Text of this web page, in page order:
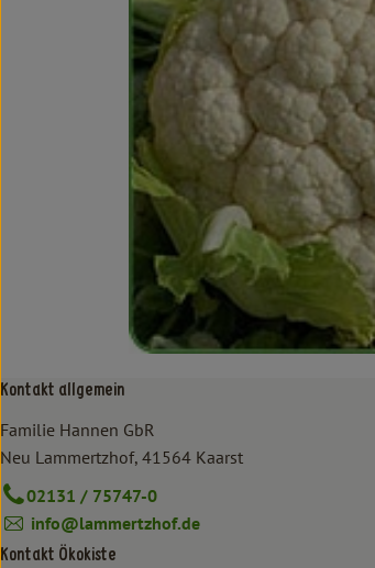
Kontakt allgemein
Familie Hannen GbR
Neu Lammertzhof, 41564 Kaarst
02131 / 75747-0
info@lammertzhof.de
Kontakt Ökokiste